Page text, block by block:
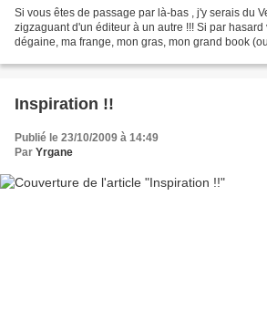
Si vous êtes de passage par là-bas , j'y serais du
zigzaguant d'un éditeur à un autre !!! Si par hasard
dégaine, ma frange, mon gras, mon grand book
Inspiration !!
Publié le 23/10/2009 à 14:49
Par Yrgane